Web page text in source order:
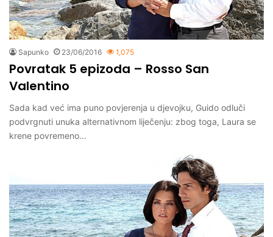
Sapunko 23/06/2016 1,075
Povratak 5 epizoda – Rosso San
Valentino
Sada kad već ima puno povjerenja u djevojku, Guido odluči
podvrgnuti unuka alternativnom liječenju: zbog toga, Laura se
krene povremeno…